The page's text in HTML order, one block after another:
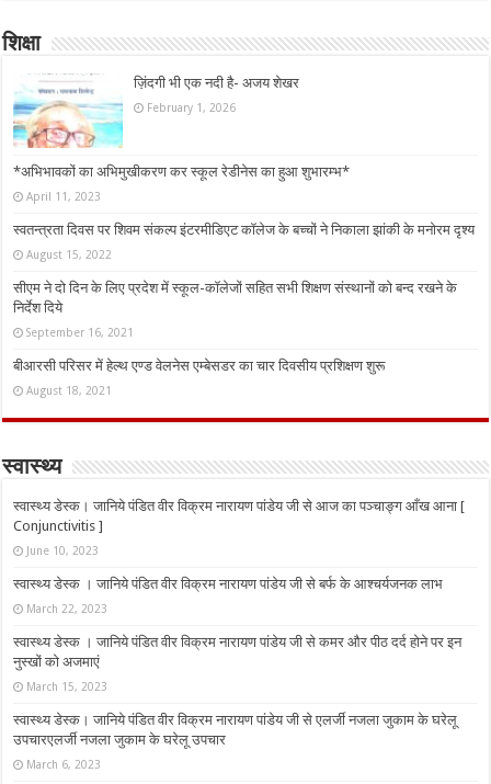
शिक्षा
ज़िंदगी भी एक नदी है- अजय शेखर
February 1, 2026
*अभिभावकों का अभिमुखीकरण कर स्कूल रेडीनेस का हुआ शुभारम्भ*
April 11, 2023
स्वतन्त्रता दिवस पर शिवम संकल्प इंटरमीडिएट कॉलेज के बच्चों ने निकाला झांकी के मनोरम दृश्य
August 15, 2022
सीएम ने दो दिन के लिए प्रदेश में स्कूल-कॉलेजों सहित सभी शिक्षण संस्थानों को बन्द रखने के
निर्देश दिये
September 16, 2021
बीआरसी परिसर में हेल्थ एण्ड वेलनेस एम्बेसडर का चार दिवसीय प्रशिक्षण शुरू
August 18, 2021
स्वास्थ्य
स्वास्थ्य डेस्क। जानिये पंडित वीर विक्रम नारायण पांडेय जी से आज का पञ्चाङ्ग आँख आना [
Conjunctivitis ]
June 10, 2023
स्वास्थ्य डेस्क । जानिये पंडित वीर विक्रम नारायण पांडेय जी से बर्फ के आश्चर्यजनक लाभ
March 22, 2023
स्वास्थ्य डेस्क । जानिये पंडित वीर विक्रम नारायण पांडेय जी से कमर और पीठ दर्द होने पर इन
नुस्‍खों को अजमाएं
March 15, 2023
स्वास्थ्य डेस्क। जानिये पंडित वीर विक्रम नारायण पांडेय जी से एलर्जी नजला जुकाम के घरेलू
उपचारएलर्जी नजला जुकाम के घरेलू उपचार
March 6, 2023